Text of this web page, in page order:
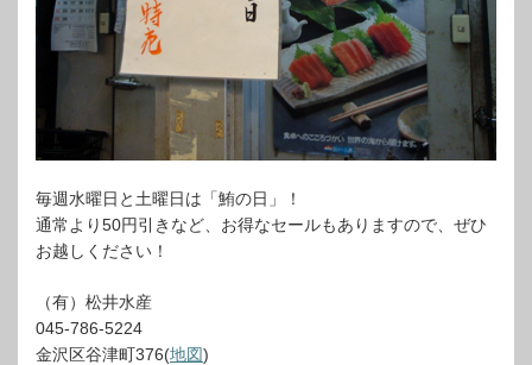
毎週水曜日と土曜日は「鮪の日」！
通常より50円引きなど、お得なセールもありますので、ぜひ
お越しください！
（有）松井水産
045-786-5224
金沢区谷津町376(地図)